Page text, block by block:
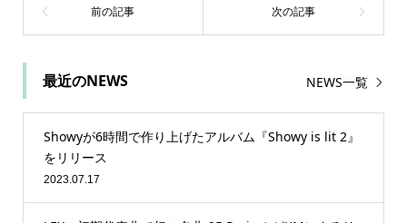
最近のNEWS NEWS一覧
Showyが6時間で作り上げたアルバム『Showy is lit 2』
をリリース
2023.07.17